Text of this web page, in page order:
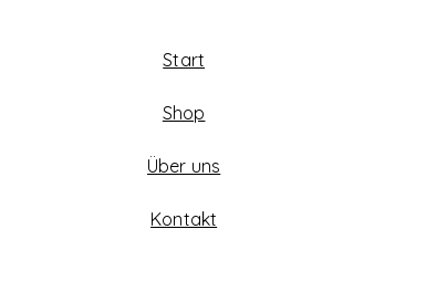
Start
Shop
Über uns
Kontakt